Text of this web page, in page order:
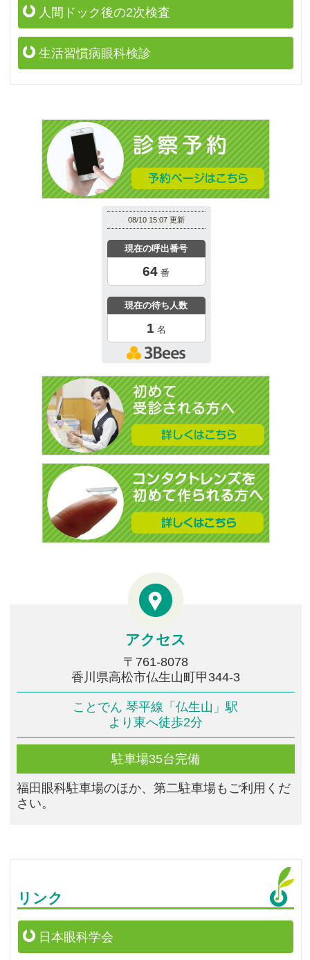
人間ドック後の2次検査
生活習慣病眼科検診
アクセス
〒761-8078
香川県高松市仏生山町甲344-3
ことでん 琴平線「仏生山」駅
より東へ徒歩2分
駐車場35台完備
福田眼科駐車場のほか、第二駐車場もご利用くだ
さい。
リンク
日本眼科学会